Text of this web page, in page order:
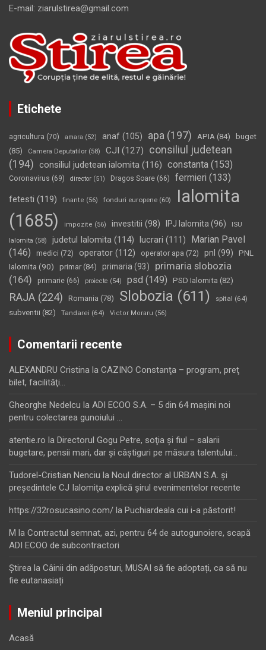
E-mail: ziarulstirea@gmail.com
Etichete
agricultura (70) amara (52) anaf (105) apa (197) APIA (84)
buget
(85)
Camera Deputatilor (58) CJI (127)
consiliul judetean
(194) consiliul judetean ialomita (116) constanta (153)
Coronavirus (69) director (51) Dragos Soare (66) fermieri (133)
fetesti (119) finante (56) fonduri europene (60)
Ialomita
(1685)
impozite (56) investitii (98) IPJ Ialomita (96) ISU
Ialomita (58) judetul Ialomita (114) lucrari (111)
Marian Pavel
(146)
medici (72) operator (112) operator apa (72) pnl (99)
PNL
Ialomita (90) primar(84) primaria (93)
primaria slobozia
(164)
primarie (66) proiecte (54) psd (149) PSD Ialomita (82)
RAJA (224) Romania (78) Slobozia (611) spital (64)
subventii (82) Tandarei (64) Victor Moraru (56)
Comentarii recente
ALEXANDRU Cristina la CAZINO Constanţa – program, preţ
bilet, facilităţi…
Gheorghe Nedelcu la ADI ECOO S.A. – 5 din 64 maşini noi
pentru colectarea gunoiului …
atentie.ro la Directorul Gogu Petre, soţia şi fiul – salarii
bugetare, pensii mari, dar şi câştiguri pe măsura talentului…
Tudorel-Cristian Nenciu la Noul director al URBAN S.A. şi
preşedintele CJ Ialomiţa explică şirul evenimentelor recente
https://32rosucasino.com/ la Puchiardeala cui i-a păstorit!
M la Contractul semnat, azi, pentru 64 de autogunoiere, scapă
ADI ECOO de subcontractori
Ştirea la Câinii din adăposturi, MUSAI să fie adoptați, ca să nu
fie eutanasiați
Meniul principal
Acasă